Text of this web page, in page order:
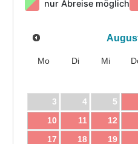
nur Abreise möglich
Mo Di Mi
3
4 5
10
11 12
17
18 19